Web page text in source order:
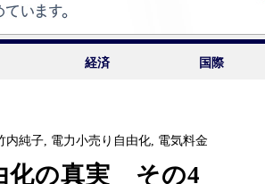
経済 国際
内純子, 電力小売り自由化, 電気料金
化の真実 その4